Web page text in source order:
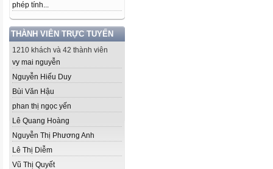
phép tính...
THÀNH VIÊN TRỰC TUYẾN
1210 khách và 42 thành viên
vy mai nguyễn
Nguyễn Hiếu Duy
Bùi Văn Hậu
phan thị ngọc yến
Lê Quang Hoàng
Nguyễn Thị Phương Anh
Lê Thị Diễm
Vũ Thị Quyết